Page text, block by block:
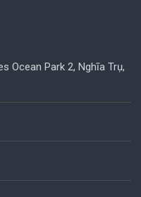
Ocean Park 2, Nghĩa Trụ,